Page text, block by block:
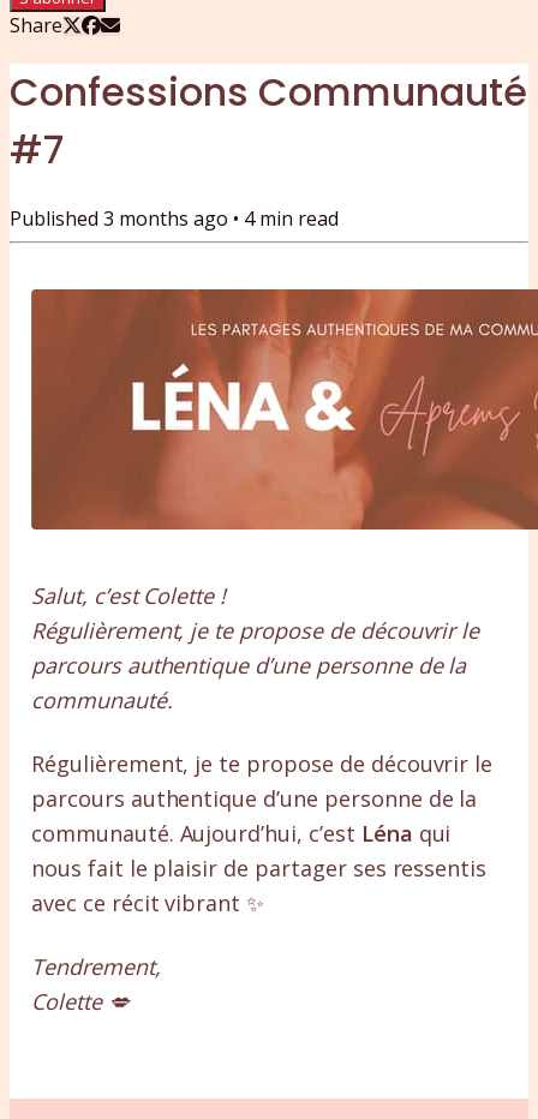
Share
Confessions Communauté
#7
Published 3 months ago • 4min read
Salut, c’est Colette !
Régulièrement, je te propose de découvrir le
parcours authentique d’une personne de la
communauté.
Régulièrement, je te propose de découvrir le
parcours authentique d’une personne de la
communauté. Aujourd’hui, c’est Léna qui
nous fait le plaisir de partager ses ressentis
avec ce récit vibrant ✨
Tendrement,
Colette 💋